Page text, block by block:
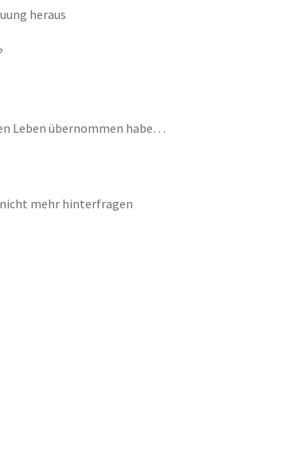
heraus
Leben übernommen habe…
mehr hinterfragen